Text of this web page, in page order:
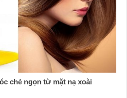
chẻ ngọn từ mặt nạ xoài